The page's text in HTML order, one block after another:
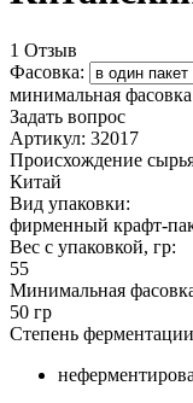
1 Отзыв
Фасовка:
минимальная фасовка
Задать вопрос
Артикул: 32017
Происхождение
Китай
Вид упаковки:
фирменный крафт-
Вес с упаковкой, гр:
55
Минимальная
50 гр
Степень